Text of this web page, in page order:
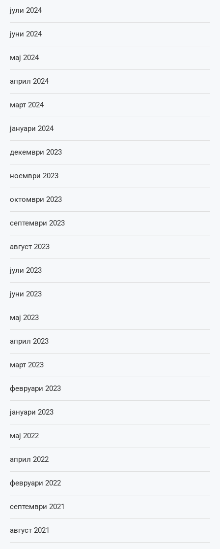
јули 2024
јуни 2024
мај 2024
април 2024
март 2024
јануари 2024
декември 2023
ноември 2023
октомври 2023
септември 2023
август 2023
јули 2023
јуни 2023
мај 2023
април 2023
март 2023
февруари 2023
јануари 2023
мај 2022
април 2022
февруари 2022
септември 2021
август 2021